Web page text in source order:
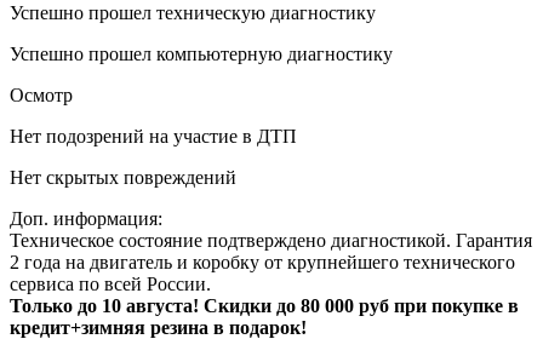
Успешно прошел техническую диагностику
Успешно прошел компьютерную диагностику
Осмотр
Нет подозрений на участие в ДТП
Нет скрытых повреждений
Доп. информация:
Техническое состояние подтверждено диагностикой. Гарантия
2 года на двигатель и коробку от крупнейшего технического
сервиса по всей России.
Только до 10 августа! Скидки до 80 000 руб при покупке в
кредит+зимняя резина в подарок!